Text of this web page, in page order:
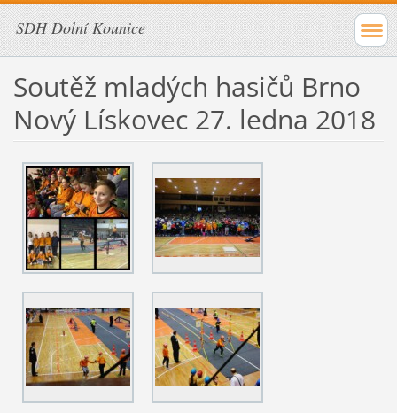
SDH Dolní Kounice
Soutěž mladých hasičů Brno
Nový Lískovec 27. ledna 2018